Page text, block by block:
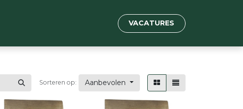
VACATURES
Sorteren op: Aanbevolen